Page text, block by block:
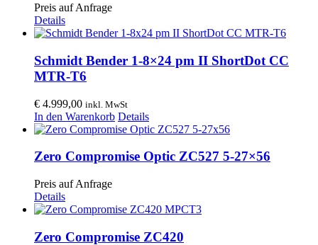
Preis auf Anfrage
Details
Schmidt Bender 1-8×24 pm II ShortDot CC
MTR-T6
€ 4.999,00 inkl. MwSt
In den Warenkorb Details
Zero Compromise Optic ZC527 5-27×56
Preis auf Anfrage
Details
Zero Compromise ZC420